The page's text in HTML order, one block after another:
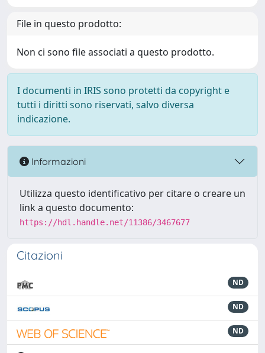
File in questo prodotto:
Non ci sono file associati a questo prodotto.
I documenti in IRIS sono protetti da copyright e
tutti i diritti sono riservati, salvo diversa
indicazione.
Informazioni
Utilizza questo identificativo per citare o creare un
link a questo documento:
https://hdl.handle.net/11386/3467677
Citazioni
ND
ND
ND